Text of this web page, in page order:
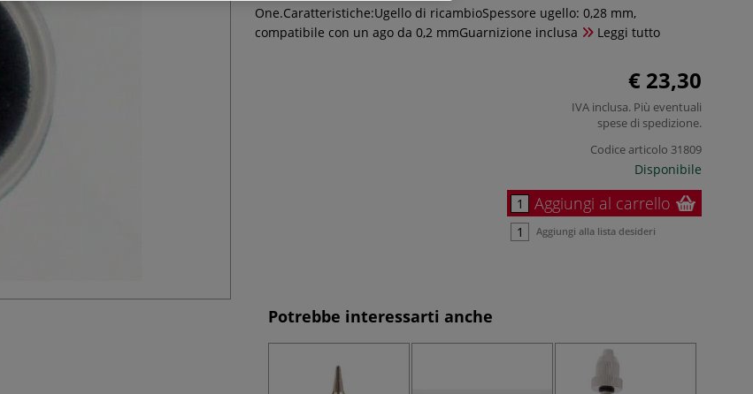
One.Caratteristiche:Ugello di ricambioSpessore ugello: 0,28 mm,
compatibile con un ago da 0,2 mmGuarnizione inclusa
Leggi tutto
€ 23,30
IVA inclusa. Più eventuali
spese di spedizione.
Codice articolo 31809
Disponibile
Aggiungi al carrello
Aggiungi alla lista desideri
Potrebbe interessarti anche